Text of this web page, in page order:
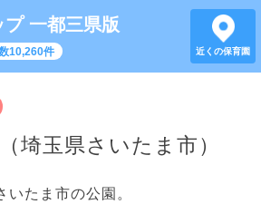
一都三県版
10,260件 近くの保育園
埼玉県さいたま市）
たま市の公園。